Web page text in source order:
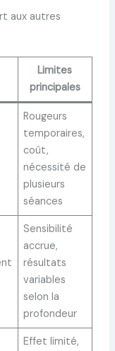
aux autres
Limites
principales
Rougeurs
temporaires,
coût,
nécessité de
plusieurs
séances
Sensibilité
accrue,
résultats
variables
selon la
profondeur
Effet limité,